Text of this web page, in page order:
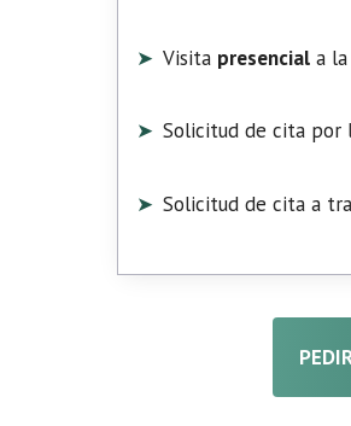
Visita presencial a
Solicitud de cita por
Solicitud de cita a